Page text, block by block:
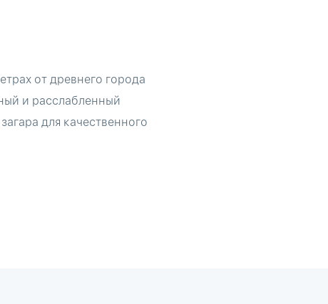
от древнего города
и расслабленный
для качественного